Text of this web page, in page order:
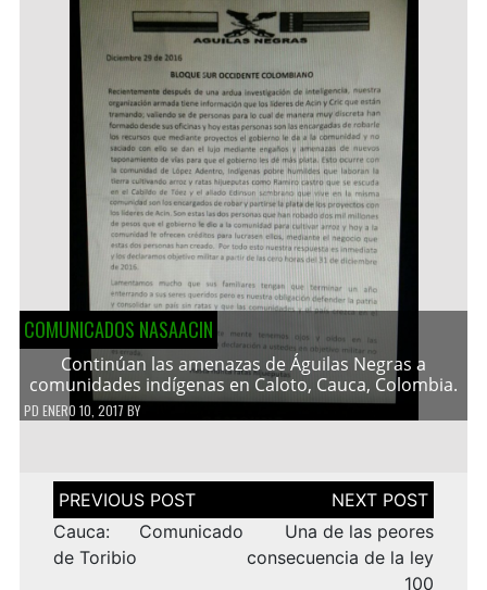
COMUNICADOS NASAACIN
Continúan las amenazas de Águilas Negras a
comunidades indígenas en Caloto, Cauca, Colombia.
PD ENERO 10, 2017 BY
Navegación
de
entradas
Cauca: Comunicado
de Toribio
Una de las peores
consecuencia de la ley
100